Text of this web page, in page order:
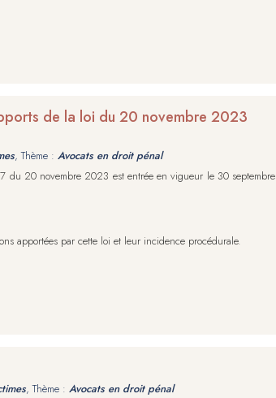
de la loi du 20 novembre 2023
, Thème : Avocats en droit pénal
du 20 novembre 2023 est entrée en vigueur le 30 septembre
apportées par cette loi et leur incidence procédurale.
, Thème : Avocats en droit pénal